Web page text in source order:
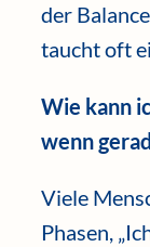
der
taucht oft
Wie kann
wenn
Viele
Phasen,